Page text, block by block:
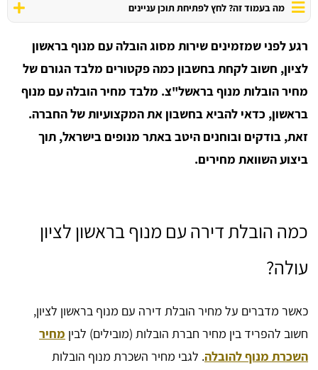
מה בעמוד זה? לחץ לפתיחת תוכן עניינים
רגע לפני שמזמינים שירות מסוג הובלה עם מנוף בראשון
לציון, חשוב לקחת בחשבון כמה פקטורים מלבד הגורם של
מחיר הובלות מנוף בראשל"צ. מלבד מחיר הובלה עם מנוף
בראשון, כדאי להביא בחשבון את המקצועיות של החברה.
זאת, בודקים ובוחנים היטב באתר מנופים בישראל, תוך
ביצוע השוואת מחירים.
כמה הובלת דירה עם מנוף בראשון לציון
עולה?
כאשר מדברים על מחיר הובלת דירה עם מנוף בראשון לציון,
חשוב להפריד בין מחיר חברת הובלות (מובילים) לבין מחיר
השכרת מנוף להובלה. לגבי מחיר השכרת מנוף הובלות